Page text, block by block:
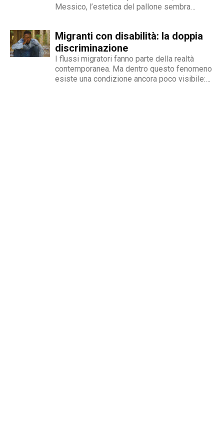
Messico, l’estetica del pallone sembra
quello che traina di più la macchina degli
investimenti. Eppure, a saper guardare oltre il
perimetro...
Migranti con disabilità: la doppia
discriminazione
I flussi migratori fanno parte della realtà
contemporanea. Ma dentro questo fenomeno
esiste una condizione ancora poco visibile: